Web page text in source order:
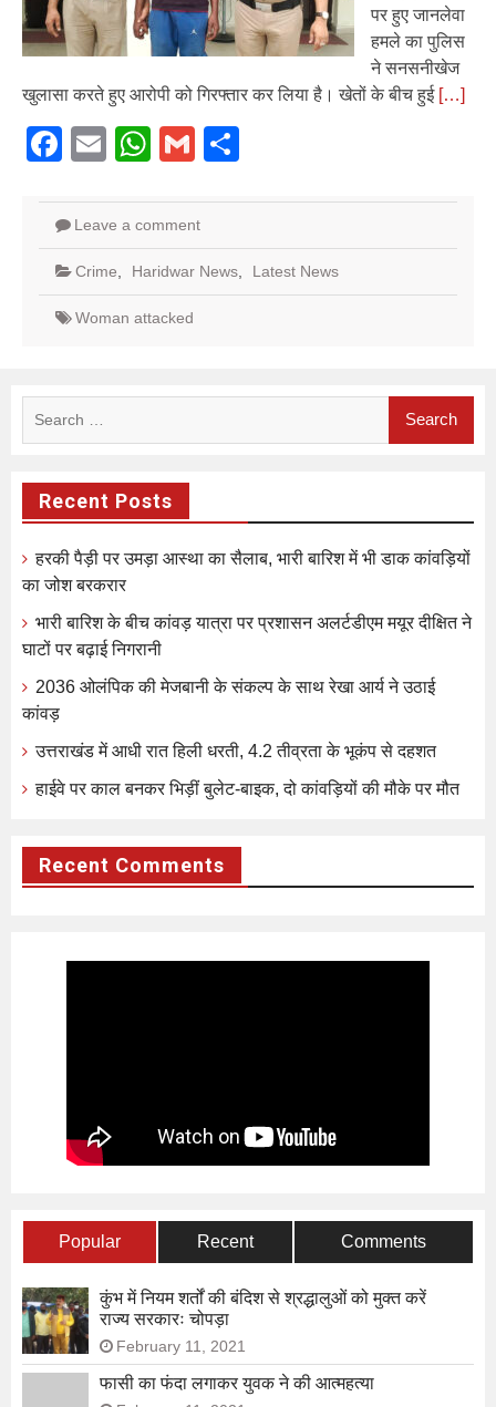
पर हुए जानलेवा
हमले का पुलिस
ने सनसनीखेज
खुलासा करते हुए आरोपी को गिरफ्तार कर लिया है। खेतों के बीच हुई […]
Facebook
EmailWhatsApp
Gmail
Leave a comment
Crime Haridwar News Latest News
Woman attacked
Recent Posts
हरकी पैड़ी पर उमड़ा आस्था का सैलाब, भारी बारिश में भी डाक कांवड़ियों
का जोश बरकरार
भारी बारिश के बीच कांवड़ यात्रा पर प्रशासन अलर्टडीएम मयूर दीक्षित ने
घाटों पर बढ़ाई निगरानी
2036 ओलंपिक की मेजबानी के संकल्प के साथ रेखा आर्य ने उठाई
कांवड़
उत्तराखंड में आधी रात हिली धरती, 4.2 तीव्रता के भूकंप से दहशत
हाईवे पर काल बनकर भिड़ीं बुलेट-बाइक, दो कांवड़ियों की मौके पर मौत
Recent Comments
Popular Recent Comments
कुंभ में नियम शर्तों की बंदिश से श्रद्धालुओं को मुक्त करें
राज्य सरकारः चोपड़ा
February 11, 2021
फासी का फंदा लगाकर युवक ने की आत्महत्या